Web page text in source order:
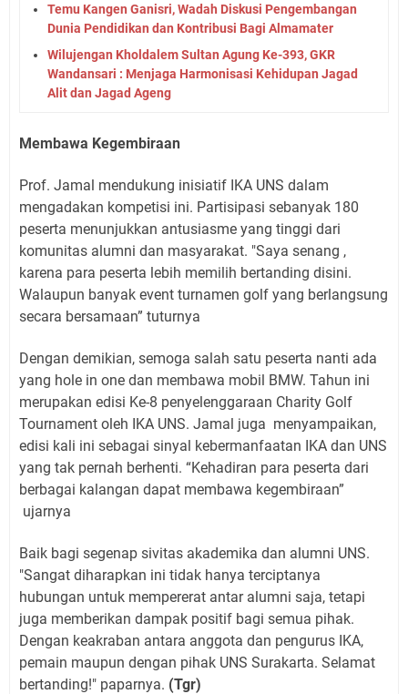
Temu Kangen Ganisri, Wadah Diskusi Pengembangan
Dunia Pendidikan dan Kontribusi Bagi Almamater
Wilujengan Kholdalem Sultan Agung Ke-393, GKR
Wandansari : Menjaga Harmonisasi Kehidupan Jagad
Alit dan Jagad Ageng
Membawa Kegembiraan
Prof. Jamal mendukung inisiatif IKA UNS dalam
mengadakan kompetisi ini. Partisipasi sebanyak 180
peserta menunjukkan antusiasme yang tinggi dari
komunitas alumni dan masyarakat. "Saya senang ,
karena para peserta lebih memilih bertanding disini.
Walaupun banyak event turnamen golf yang berlangsung
secara bersamaan” tuturnya
Dengan demikian, semoga salah satu peserta nanti ada
yang hole in one dan membawa mobil BMW. Tahun ini
merupakan edisi Ke-8 penyelenggaraan Charity Golf
Tournament oleh IKA UNS. Jamal juga menyampaikan,
edisi kali ini sebagai sinyal kebermanfaatan IKA dan UNS
yang tak pernah berhenti. “Kehadiran para peserta dari
berbagai kalangan dapat membawa kegembiraan”
ujarnya
Baik bagi segenap sivitas akademika dan alumni UNS.
"Sangat diharapkan ini tidak hanya terciptanya
hubungan untuk mempererat antar alumni saja, tetapi
juga memberikan dampak positif bagi semua pihak.
Dengan keakraban antara anggota dan pengurus IKA,
pemain maupun dengan pihak UNS Surakarta. Selamat
bertanding!" paparnya. (Tgr)